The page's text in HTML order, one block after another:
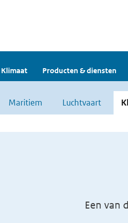
Klimaat Producten & diensten
Maritiem Luchtvaart
Een van